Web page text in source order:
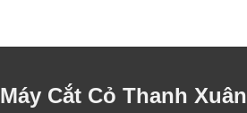
Máy Cắt Cỏ Thanh Xuân